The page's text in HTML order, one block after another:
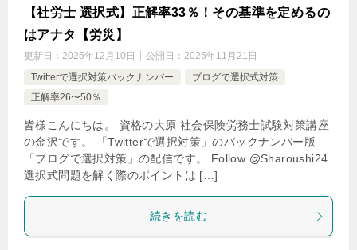
【社労士 選択式】正解率33％！その基準を定めるの
はアナタ【労災】
更新日： 2025年12月10日 公開日： 2025年11月21日
Twitterで選択対策バックナンバー
ブログで選択式対策
正解率26〜50％
皆様こんにちは。 資格の大原 社会保険労務士試験対策講座
の金沢です。 「Twitterで選択対策」のバックナンバー版
「ブログで選択対策」の配信です。 Follow @Sharoushi24
選択式問題を解く際のポイントは […]
続きを読む